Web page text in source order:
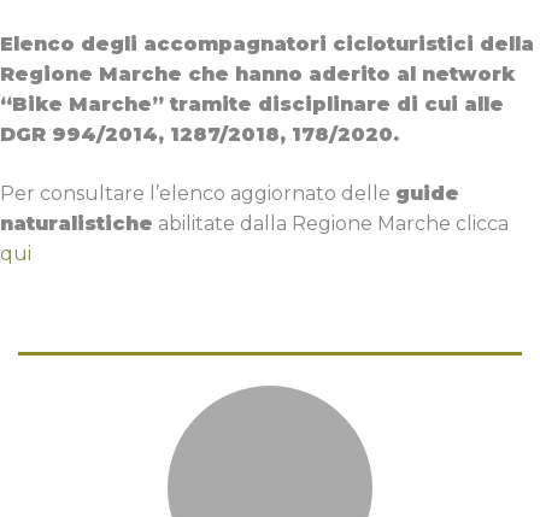
Elenco degli accompagnatori cicloturistici della
Regione Marche che hanno aderito al network
“Bike Marche” tramite disciplinare di cui alle
DGR 994/2014, 1287/2018, 178/2020.
Per consultare l’elenco aggiornato delle guide
naturalistiche abilitate dalla Regione Marche clicca
qui